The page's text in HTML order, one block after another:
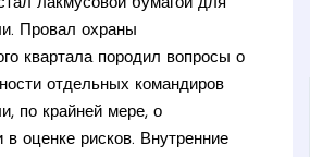
лакмусовой бумагой для
Провал охраны
квартала породил вопросы о
отдельных командиров
по крайней мере, о
в оценке рисков. Внутренние